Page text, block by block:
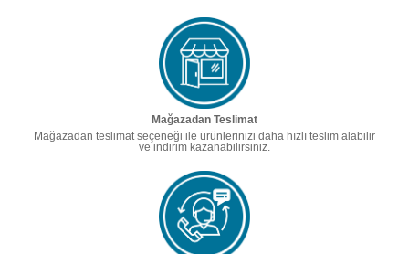
Mağazadan Teslimat
Mağazadan teslimat seçeneği ile ürünlerinizi daha hızlı teslim alabilir
ve indirim kazanabilirsiniz.